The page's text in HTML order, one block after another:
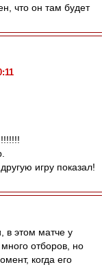
что он там будет
игру показал!
в этом матче у
отборов, но
когда его